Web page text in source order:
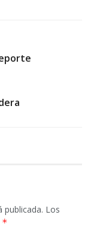
publicada. Los
*